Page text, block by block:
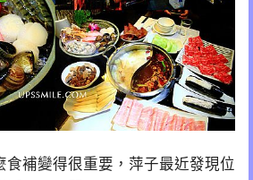
食補變得很重要，萍子最近發現位